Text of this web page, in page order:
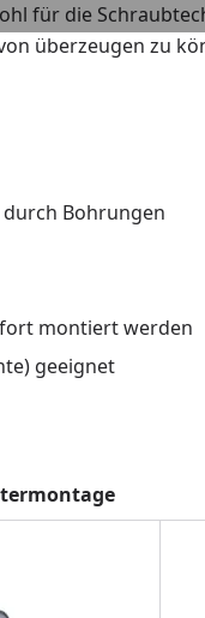
für die
überzeugen zu
durch Bohrungen
montiert werden
geeignet